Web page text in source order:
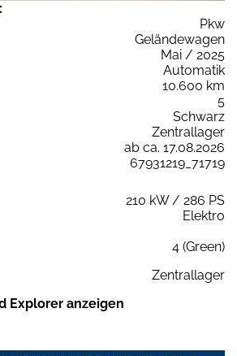
Pkw
Geländewagen
Mai / 2025
Automatik
10.600 km
5
Schwarz
Zentrallager
ab ca. 17.08.2026
67931219_71719
210 kW / 286 PS
Elektro
4 (Green)
Zentrallager
Explorer anzeigen